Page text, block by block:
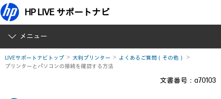
HP LIVE サポートナビ
メニュー
LIVEサポートナビトップ 大判プリンター
よくあるご質問（その他）
プリンターとパソコンの接続を確認する方法
文書番号：a70103